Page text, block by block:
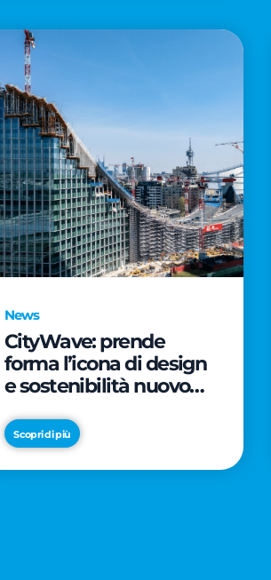
News
CityWave: prende
forma l’icona di design
e sostenibilità nuovo
Scopri di più